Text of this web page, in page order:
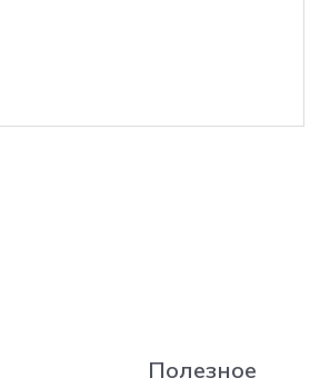
Полезное